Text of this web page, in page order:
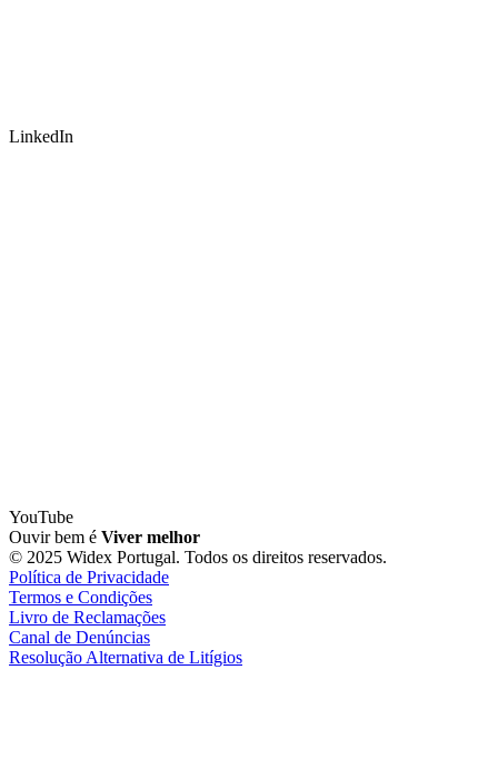
LinkedIn
YouTube
Ouvir bem é Viver melhor
© 2025 Widex Portugal. Todos os direitos reservados.
Política de Privacidade
Termos e Condições
Livro de Reclamações
Canal de Denúncias
Resolução Alternativa de Litígios